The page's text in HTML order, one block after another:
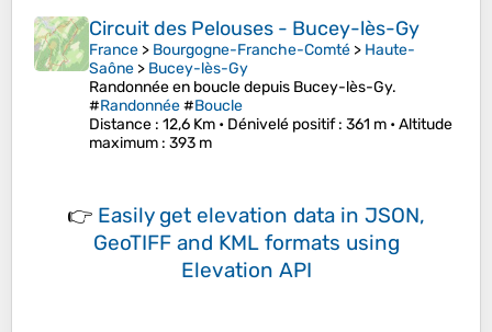
Circuit des Pelouses - Bucey-lès-Gy
France > Bourgogne-Franche-Comté > Haute-
Saône > Bucey-lès-Gy
Randonnée en boucle depuis Bucey-lès-Gy.
#Randonnée#Boucle
Distance : 12,6 Km • Dénivelé positif: 361 m •Altitude
maximum : 393 m
👉 Easily get elevation data in JSON,
GeoTIFF and KML formats using
Elevation API